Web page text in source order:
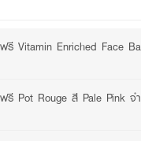
Vitamin Enriched Face
Pot Rouge สี Pale Pink จ